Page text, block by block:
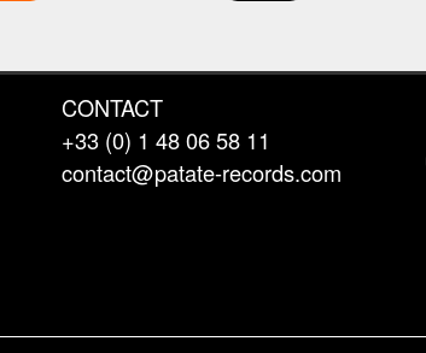
CONTACT
+33 (0) 1 48 06 58 11
contact@patate-records.com